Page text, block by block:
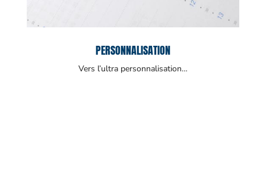
PERSONNALISATION
Vers l’ultra personnalisation…